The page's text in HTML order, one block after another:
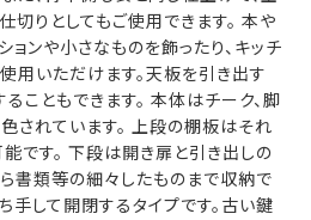
切りとしてもご使用できます。 本や
ョンや小さなものを飾ったり、キッチ
用いただけます。天板を引き出す
こともできます。 本体はチーク、脚
されています。 上段の棚板はそれ
です。 下段は開き扉と引き出しの
書類等の細々したものまで収納で
手して開閉するタイプです。古い鍵